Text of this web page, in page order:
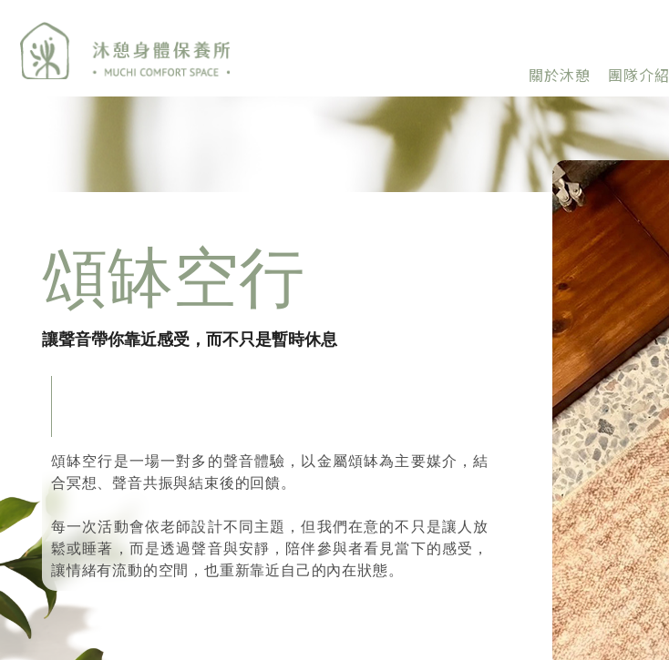
關於沐憩
ABOUT
團隊介紹
頌缽空行
讓聲音帶你靠近感受，而不只是暫時休息
頌缽空行是一場一對多的聲音體驗，以金屬頌缽為主要媒介，結
合冥想、聲音共振與結束後的回饋。
每一次活動會依老師設計不同主題，但我們在意的不只是讓人放
鬆或睡著，而是透過聲音與安靜，陪伴參與者看見當下的感受，
讓情緒有流動的空間，也重新靠近自己的內在狀態。